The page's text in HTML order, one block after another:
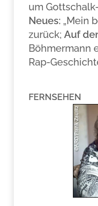
um
Neues: „Mein
zurück;Auf
Böhmermann
Rap-
FERNSEHEN